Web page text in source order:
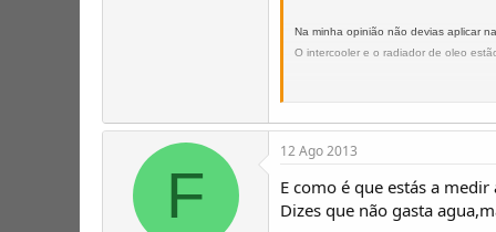
Na minha opinião não devias aplicar
O intercooler e o radiador de oleo
Depois retira o intercoller e coloca-o
Vais ter de abrir bocas no capô para
Sai fora da frente e passa para outro
F
12 Ago 2013
E como é que estás a
Dizes que não gasta